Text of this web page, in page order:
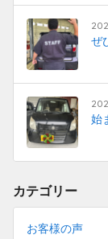
ぜ
始
カテゴリー
お客様の声